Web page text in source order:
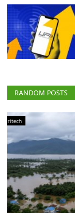
RANDOM POSTS
Agriculture Conclave